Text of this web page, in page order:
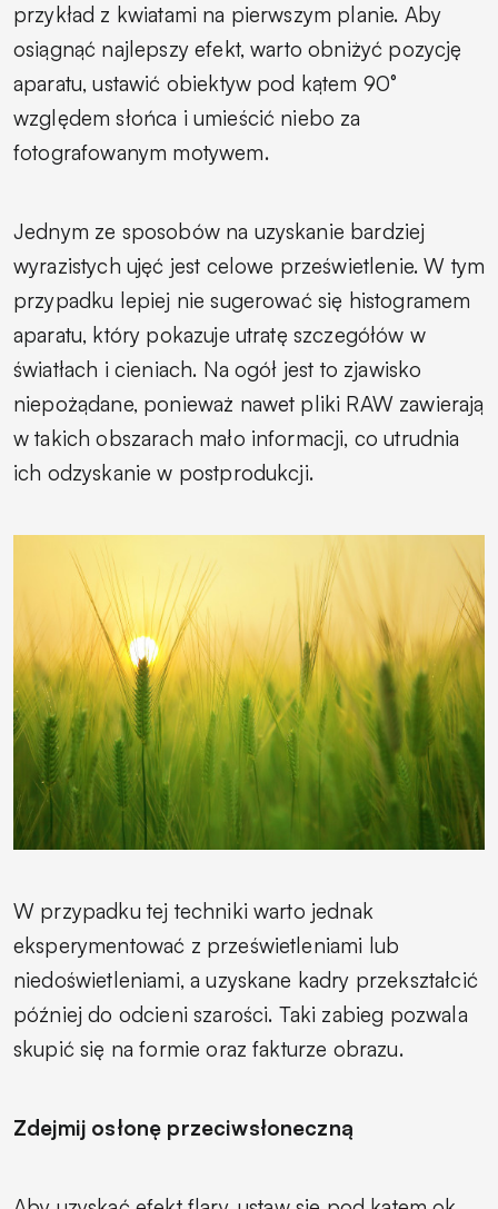
przykład z kwiatami na pierwszym planie. Aby
osiągnąć najlepszy efekt, warto obniżyć pozycję
aparatu, ustawić obiektyw pod kątem 90°
względem słońca i umieścić niebo za
fotografowanym motywem.
Jednym ze sposobów na uzyskanie bardziej
wyrazistych ujęć jest celowe prześwietlenie. W tym
przypadku lepiej nie sugerować się histogramem
aparatu, który pokazuje utratę szczegółów w
światłach i cieniach. Na ogół jest to zjawisko
niepożądane, ponieważ nawet pliki RAW zawierają
w takich obszarach mało informacji, co utrudnia
ich odzyskanie w postprodukcji.
W przypadku tej techniki warto jednak
eksperymentować z prześwietleniami lub
niedoświetleniami, a uzyskane kadry przekształcić
później do odcieni szarości. Taki zabieg pozwala
skupić się na formie oraz fakturze obrazu.
Zdejmij osłonę przeciwsłoneczną